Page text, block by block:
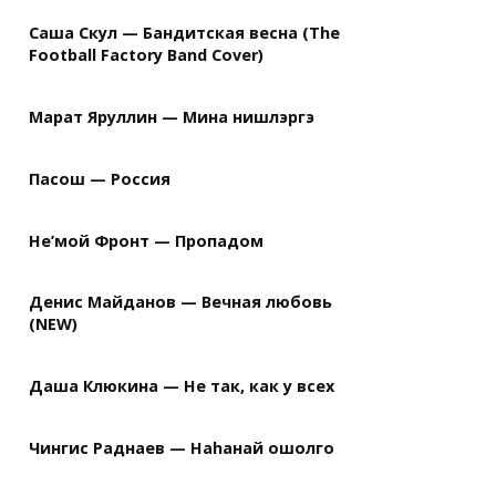
Саша Скул — Бандитская весна (The
Football Factory Band Cover)
Марат Яруллин — Мина нишлэргэ
Пасош — Россия
Не’мой Фронт — Пропадом
Денис Майданов — Вечная любовь
(NEW)
Даша Клюкина — Не так, как у всех
Чингис Раднаев — Наhанай ошолго